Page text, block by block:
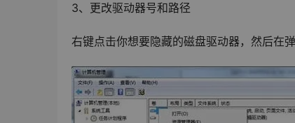
3、更改驱动器号和路径
右键点击你想要隐藏的磁盘驱动器，然后在